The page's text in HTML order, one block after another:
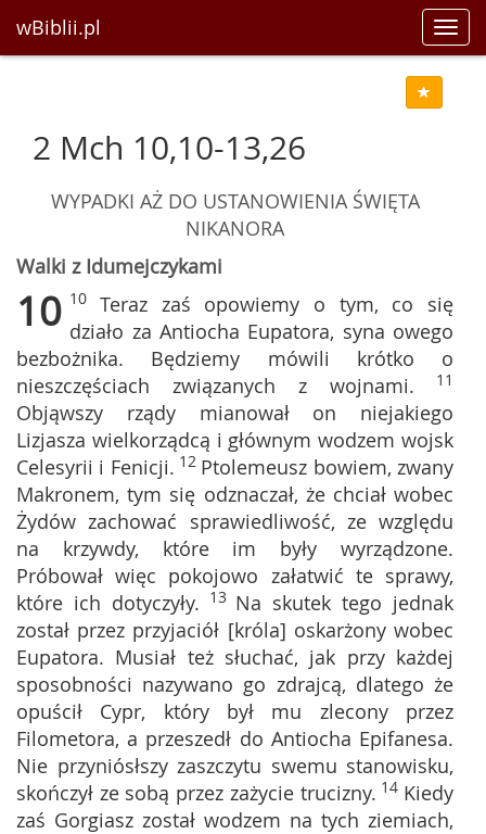
wBiblii.pl
2 Mch 10,10-13,26
WYPADKI AŻ DO USTANOWIENIA ŚWIĘTA
NIKANORA
Walki z Idumejczykami
10 10 Teraz zaś opowiemy o tym, co się
działo za Antiocha Eupatora, syna owego
bezbożnika. Będziemy mówili krótko o
nieszczęściach związanych z wojnami. 11
Objąwszy rządy mianował on niejakiego
Lizjasza wielkorządcą i głównym wodzem wojsk
Celesyrii i Fenicji. 12 Ptolemeusz bowiem, zwany
Makronem, tym się odznaczał, że chciał wobec
Żydów zachować sprawiedliwość, ze względu
na krzywdy, które im były wyrządzone.
Próbował więc pokojowo załatwić te sprawy,
które ich dotyczyły. 13 Na skutek tego jednak
został przez przyjaciół [króla] oskarżony wobec
Eupatora. Musiał też słuchać, jak przy każdej
sposobności nazywano go zdrajcą, dlatego że
opuścił Cypr, który był mu zlecony przez
Filometora, a przeszedł do Antiocha Epifanesa.
Nie przyniósłszy zaszczytu swemu stanowisku,
skończył ze sobą przez zażycie trucizny. 14 Kiedy
zaś Gorgiasz został wodzem na tych ziemiach,